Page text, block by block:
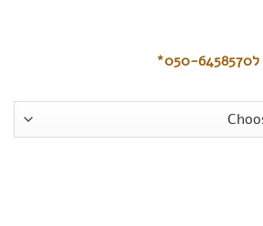
ל050-6458570*